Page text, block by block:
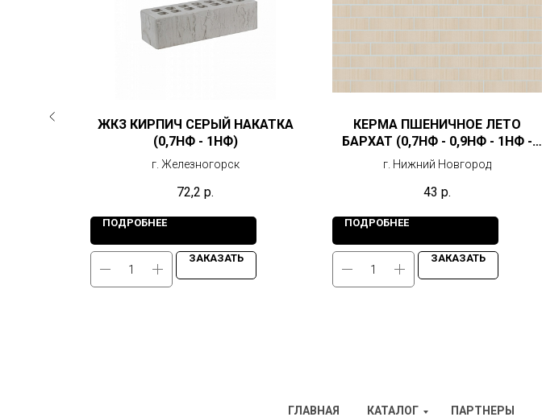
ЖКЗ КИРПИЧ СЕРЫЙ НАКАТКА
(0,7НФ - 1НФ)
г. Железногорск
72,2 р.
ПОДРОБНЕЕ
ЗАКАЗАТЬ
КЕРМА ПШЕНИЧНОЕ ЛЕТО
БАРХАТ (0,7НФ - 0,9НФ - 1НФ -
1,4НФ)
г. Нижний Новгород
43 р.
ПОДРОБНЕЕ
ЗАКАЗАТЬ
ГЛАВНАЯ КАТАЛОГ ПАРТНЕРЫ